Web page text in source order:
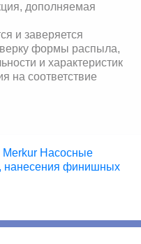
дополняемая
и заверяется
формы распыла,
и характеристик
на соответствие
Merkur Насосные
нанесения финишных